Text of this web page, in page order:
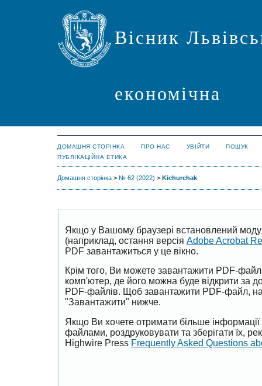
Вісник
економічна
ДОМАШНЯ СТОРІНКА ПРО НАС УВІЙТИ
ПОШУК
ПУБЛІКАЦІЙНА ЕТИКА
Домашня сторінка > № 62 (2022) > Kichurchak
Якщо у Вашому браузері встановлений
(наприклад, остання версія Adobe Acrobat
PDF завантажиться у це вікно.
Крім того, Ви можете завантажити PDF-
комп'ютер, де його можна буде відкрити за
PDF-файлів. Щоб завантажити PDF-файл,
"Завантажити" нижче.
Якщо Ви хочете отримати більше
файлами, роздруковувати та зберігати їх,
Highwire Press Frequently Asked Questions